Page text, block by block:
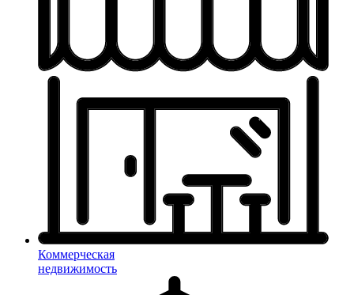
Коммерческая
недвижимость